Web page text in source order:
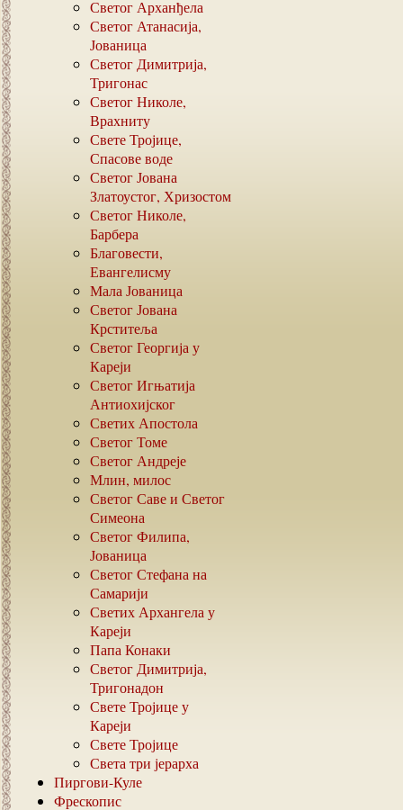
Светог Арханђела
Светог Атанасија,
Јованица
Светог Димитрија,
Тригонас
Светог Николе,
Врахниту
Свете Тројице,
Спасове воде
Светог Јована
Златоустог, Хризостом
Светог Николе,
Барбера
Благовести,
Евангелисму
Мала Јованица
Светог Јована
Крститеља
Светог Георгија у
Кареји
Светог Игњатија
Антиохијског
Светих Апостола
Светог Томе
Светог Андреје
Млин, милос
Светог Саве и Светог
Симеона
Светог Филипа,
Јованица
Светог Стефана на
Самарији
Светих Архангела у
Кареји
Папа Конаки
Светог Димитрија,
Тригонадон
Свете Тројице у
Кареји
Свете Тројице
Света три јерарха
Пиргови-Куле
Фрескопис